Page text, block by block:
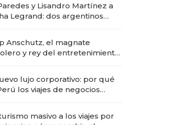
"fast premium"
y Lisandro Martínez a
Legrand: dos argentinos
Anschutz, el magnate
y rey del entretenimiento
lujo corporativo: por qué
los viajes de negocios
masivo a los viajes por